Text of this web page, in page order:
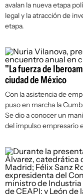
avalan la nueva etapa
legal y la atracción de
etapa.
"La fuerza de
ciudad de México
Con la asistencia de
puso en marcha la
Se dio a conocer un
del impulso empresario